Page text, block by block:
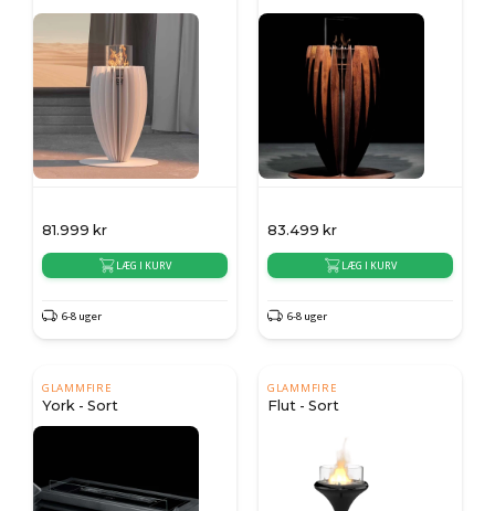
81.999 kr
LÆG I KURV
6-8 uger
83.499 kr
LÆG I KURV
6-8 uger
GLAMMFIRE
York - Sort
GLAMMFIRE
Flut - Sort